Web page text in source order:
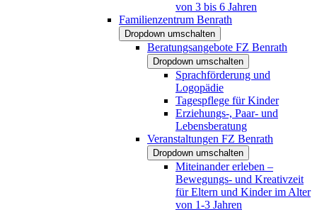
von 3 bis 6 Jahren
Familienzentrum Benrath
Dropdown umschalten
Beratungsangebote FZ Benrath
Dropdown umschalten
Sprachförderung und
Logopädie
Tagespflege für Kinder
Erziehungs-, Paar- und
Lebensberatung
Veranstaltungen FZ Benrath
Dropdown umschalten
Miteinander erleben –
Bewegungs- und Kreativzeit
für Eltern und Kinder im Alter
von 1-3 Jahren